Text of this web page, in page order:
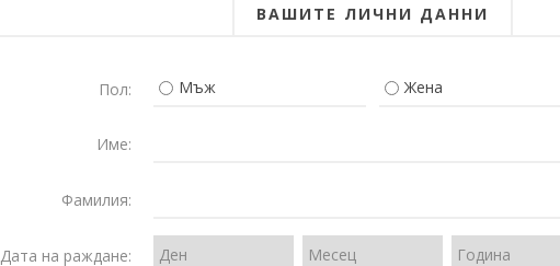
ВАШИТЕ ЛИЧНИ ДАННИ
Пол: Мъж Жена
Име:
Фамилия:
Дата на раждане: